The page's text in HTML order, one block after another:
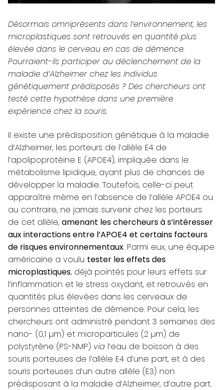
Désormais omniprésents dans l’environnement, les
microplastiques sont retrouvés en quantité plus
élevée dans le cerveau en cas de démence.
Pourraient-ils participer au déclenchement de la
maladie d’Alzheimer chez les individus
génétiquement prédisposés ? Des chercheurs ont
testé cette hypothèse dans une première
expérience chez la souris.
Il existe une prédisposition génétique à la maladie
d’Alzheimer, les porteurs de l’allèle E4 de
l’apolipoprotéine E (APOE4), impliquée dans le
métabolisme lipidique, ayant plus de chances de
développer la maladie. Toutefois, celle-ci peut
apparaître même en l’absence de l’allèle APOE4 ou
au contraire, ne jamais survenir chez les porteurs
de cet allèle, amenant les chercheurs à s’intéresser
aux interactions entre l’APOE4 et certains facteurs
de risques environnementaux. Parmi eux, une équipe
américaine a voulu tester les effets des
microplastiques, déjà pointés pour leurs effets sur
l’inflammation et le stress oxydant, et retrouvés en
quantités plus élevées dans les cerveaux de
personnes atteintes de démence. Pour cela, les
chercheurs ont administré pendant 3 semaines des
nano- (0,1 µm) et microparticules (2 µm) de
polystyrène (PS-NMP) via l’eau de boisson à des
souris porteuses de l’allèle E4 d’une part, et à des
souris porteuses d’un autre allèle (E3) non
prédisposant à la maladie d’Alzheimer, d’autre part.